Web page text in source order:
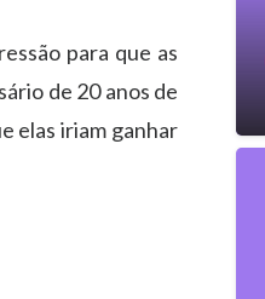
para que as
de 20 anos de
elas iriam ganhar